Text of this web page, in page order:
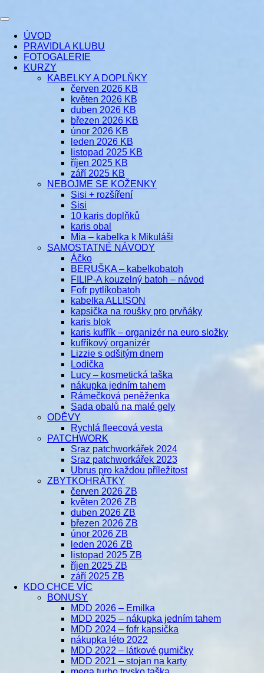
k
webuEVIKLUB
šicí klub
Toggle
navigation
ÚVOD
PRAVIDLA KLUBU
FOTOGALERIE
KURZY
KABELKY A DOPLŇKY
červen 2026 KB
květen 2026 KB
duben 2026 KB
březen 2026 KB
únor 2026 KB
leden 2026 KB
listopad 2025 KB
říjen 2025 KB
září 2025 KB
NEBOJME SE KOŽENKY
Sisi + rozšíření
Sisi
10 karis doplňků
karis obal
Mia – kabelka k Mikuláši
SAMOSTATNÉ NÁVODY
Áčko
BERUŠKA – kabelkobatoh
FILIP-A kouzelný batoh – návod
Fofr pytlíkobatoh
kabelka ALLISON
kapsička na roušky pro prvňáky
karis blok
karis kufřík – organizér na euro složky
kufříkový organizér
Lizzie s odšitým dnem
Lodička
Lucy – kosmetická taška
nákupka jedním tahem
Rámečková peněženka
Sada obalů na malé gely
ODĚVY
Rychlá fleecová vesta
PATCHWORK
Sraz patchworkářek 2024
Sraz patchworkářek 2023
Ubrus pro každou příležitost
ZBYTKOHRÁTKY
červen 2026 ZB
květen 2026 ZB
duben 2026 ZB
březen 2026 ZB
únor 2026 ZB
leden 2026 ZB
listopad 2025 ZB
říjen 2025 ZB
září 2025 ZB
KDO CHCE VÍC
BONUSY
MDD 2026 – Emilka
MDD 2025 – nákupka jedním tahem
MDD 2024 – fofr kapsička
nákupka léto 2022
MDD 2022 – látkové gumičky
MDD 2021 – stojan na karty